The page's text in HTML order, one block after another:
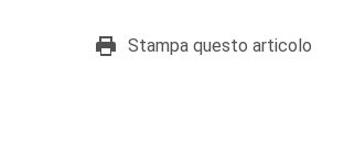
Stampa questo articolo